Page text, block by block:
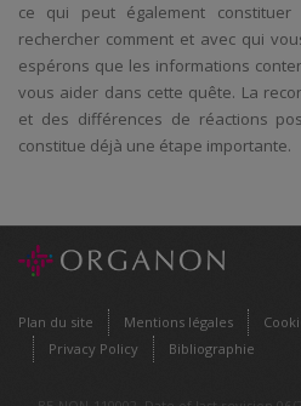
ce qui peut également
rechercher comment et avec qui
espérons que les informations
vous aider dans cette quête. La
et des différences de réactions
constitue déjà une étape importante.
Plan du site Mentions légales
Privacy Policy
Bibliographie